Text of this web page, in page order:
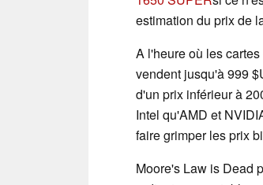
estimation du prix de
A l'heure où les
vendent jusqu'à 999
d'un prix inférieur à
Intel qu'AMD et
faire grimper les prix
Moore's Law is Dead